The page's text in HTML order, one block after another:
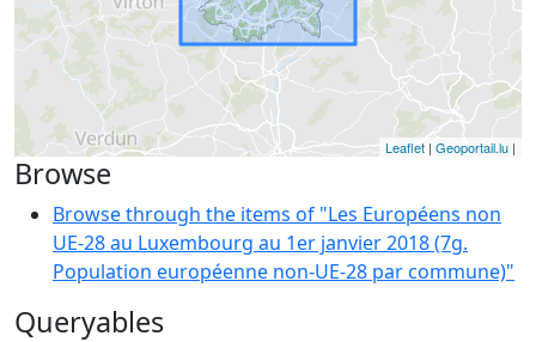
Leaflet | Geoportail.lu |
Browse
Browse through the items of "Les Européens non
UE-28 au Luxembourg au 1er janvier 2018 (7g.
Population européenne non-UE-28 par commune)"
Queryables